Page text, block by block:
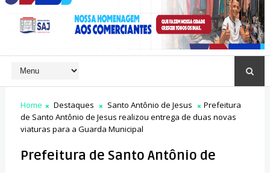
Home Destaques Santo Antônio de Jesus
Prefeitura
de Santo Antônio de Jesus realizou entrega de duas novas
viaturas para a Guarda Municipal
Prefeitura de Santo Antônio de